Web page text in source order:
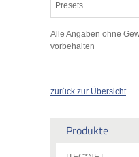
Presets
Alle Angaben ohne
vorbehalten
zurück zur Übersicht
Produkte